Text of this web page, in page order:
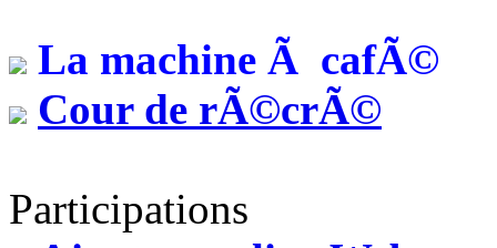
La machine Ã cafÃ©
Cour de rÃ©crÃ©
Participations